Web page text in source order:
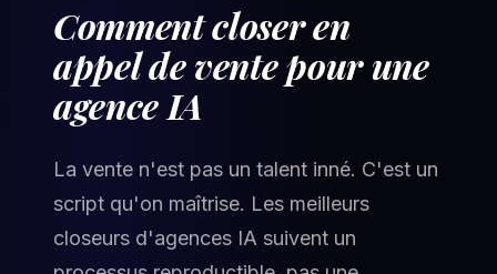
Comment closer en
appel de vente pour une
agence IA
La vente n'est pas un talent inné. C'est un
script qu'on maîtrise. Les meilleurs
closeurs d'agences IA suivent un